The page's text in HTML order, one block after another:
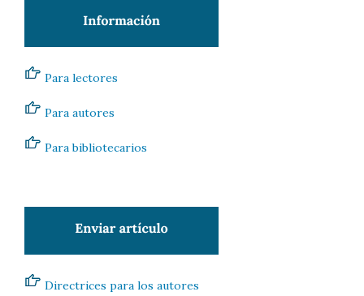
Para lectores
Para autores
Para bibliotecarios
Directrices para los autores